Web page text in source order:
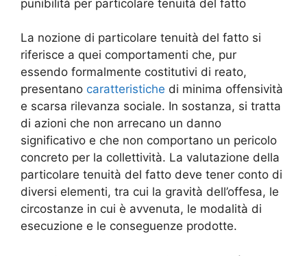
punibilità per particolare tenuità del fatto
La nozione di particolare tenuità del fatto si
riferisce a quei comportamenti che, pur
essendo formalmente costitutivi di reato,
presentano caratteristiche di minima offensività
e scarsa rilevanza sociale. In sostanza, si tratta
di azioni che non arrecano un danno
significativo e che non comportano un pericolo
concreto per la collettività. La valutazione della
particolare tenuità del fatto deve tener conto di
diversi elementi, tra cui la gravità dell’offesa, le
circostanze in cui è avvenuta, le modalità di
esecuzione e le conseguenze prodotte.